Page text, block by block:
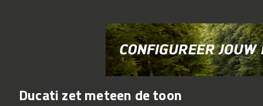
Ducati zet meteen de toon